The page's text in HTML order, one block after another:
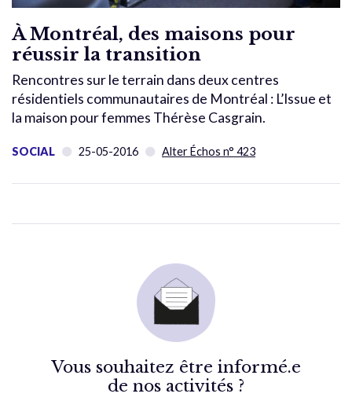
À Montréal, des maisons pour
réussir la transition
Rencontres sur le terrain dans deux centres
résidentiels communautaires de Montréal : L’Issue et
la maison pour femmes Thérèse Casgrain.
SOCIAL 25-05-2016 Alter Échos n° 423
Vous souhaitez être informé.e
de nos activités ?